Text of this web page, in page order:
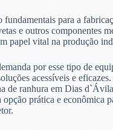
fundamentais para a
e outros componentes
papel vital na produção
por esse tipo de
acessíveis e
de ranhura em Dias
opção prática e econômica